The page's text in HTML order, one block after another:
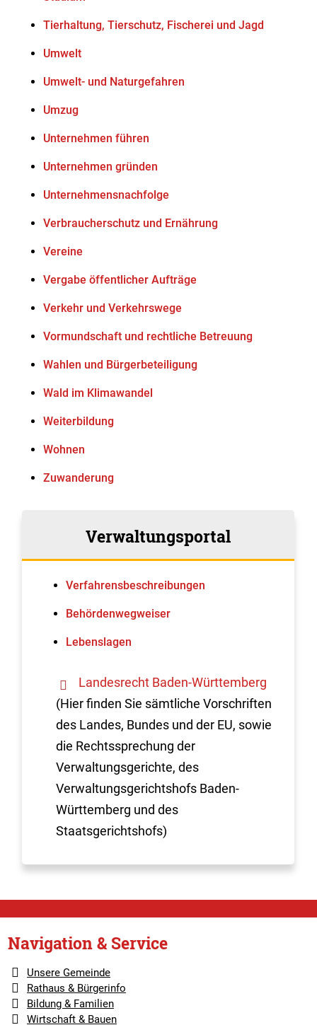
Tierhaltung, Tierschutz, Fischerei und Jagd
Umwelt
Umwelt- und Naturgefahren
Umzug
Unternehmen führen
Unternehmen gründen
Unternehmensnachfolge
Verbraucherschutz und Ernährung
Vereine
Vergabe öffentlicher Aufträge
Verkehr und Verkehrswege
Vormundschaft und rechtliche Betreuung
Wahlen und Bürgerbeteiligung
Wald im Klimawandel
Weiterbildung
Wohnen
Zuwanderung
Verwaltungsportal
Verfahrens­beschreibungen
Behördenwegweiser
Lebenslagen
Landesrecht Baden-Württemberg
(Hier finden Sie sämtliche Vorschriften
des Landes, Bundes und der EU, sowie
die Rechtssprechung der
Verwaltungsgerichte, des
Verwaltungsgerichtshofs Baden-
Württemberg und des
Staatsgerichtshofs)
Navigation & Service
Unsere Gemeinde
Rathaus & Bürgerinfo
Bildung & Familien
Wirtschaft & Bauen